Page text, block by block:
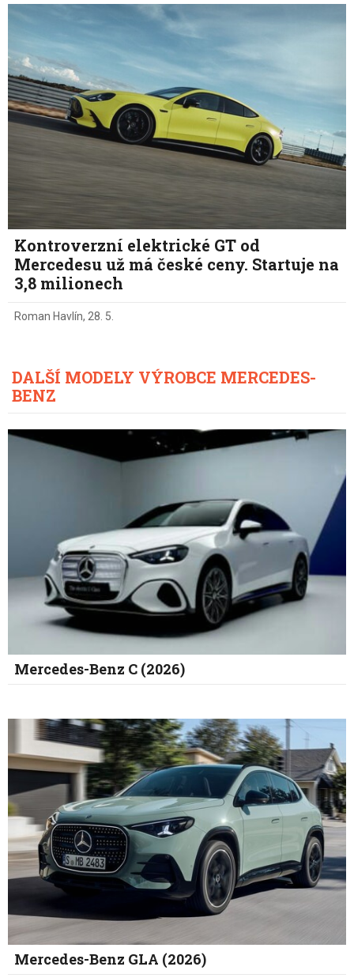
Kontroverzní elektrické GT od
Mercedesu už má české ceny. Startuje na
3,8 milionech
Roman Havlín, 28. 5.
DALŠÍ MODELY VÝROBCE MERCEDES-
BENZ
Mercedes-Benz C (2026)
Mercedes-Benz GLA (2026)